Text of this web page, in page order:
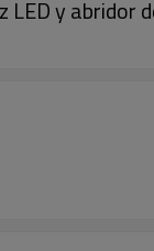
y abridor